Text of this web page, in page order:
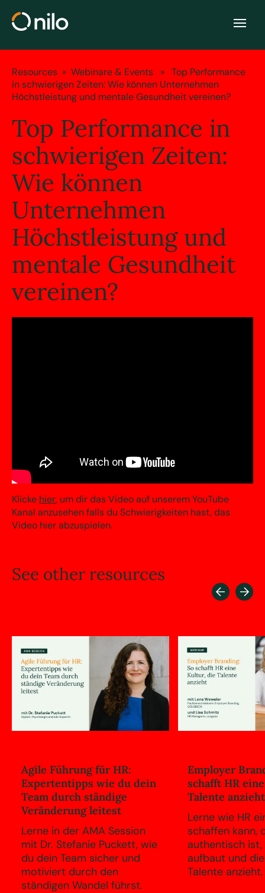
Resources » Webinare & Events » Top Performance
in schwierigen Zeiten: Wie können Unternehmen
Höchstleistung und mentale Gesundheit vereinen?
Top Performance in
schwierigen Zeiten:
Wie können
Unternehmen
Höchstleistung und
mentale Gesundheit
vereinen?
Klicke hier, um dir das Video auf unserem YouTube
Kanal anzusehen falls du Schwierigkeiten hast, das
Video hier abzuspielen.
See other resources
Agile Führung für HR:
Expertentipps wie du dein
Team durch ständige
Veränderung leitest
Lerne in der AMA Session
mit Dr. Stefanie Puckett, wie
du dein Team sicher und
motiviert durch den
ständigen Wandel führst.
Employer
schafft HR
Talente anzieht
Lerne wie HR
schaffen kann,
authentisch
aufbaut und
Talente anzieht.